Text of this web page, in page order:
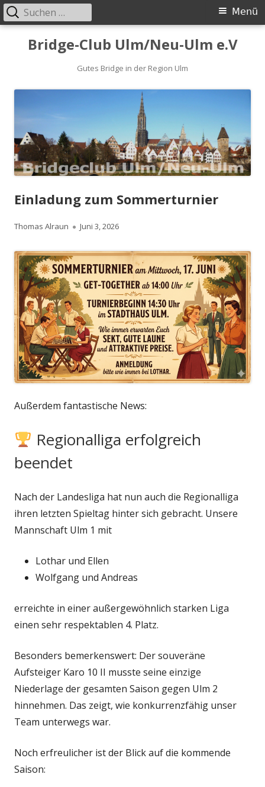
Bridge-Club Ulm/Neu-Ulm e.V
Gutes Bridge in der Region Ulm
Primäres
Menü
Menü
Suchen
nach:
Einladung zum Sommerturnier
Autor
Thomas Alraun
Veröffentlicht
Juni 3, 2026
Außerdem fantastische News:
Regionalliga erfolgreich
beendet
Nach der Landesliga hat nun auch die Regionalliga
ihren letzten Spieltag hinter sich gebracht. Unsere
Mannschaft Ulm 1 mit
Lothar und Ellen
Wolfgang und Andreas
erreichte in einer außergewöhnlich starken Liga
einen sehr respektablen 4. Platz.
Besonders bemerkenswert: Der souveräne
Aufsteiger Karo 10 II musste seine einzige
Niederlage der gesamten Saison gegen Ulm 2
hinnehmen. Das zeigt, wie konkurrenzfähig unser
Team unterwegs war.
Noch erfreulicher ist der Blick auf die kommende
Saison: